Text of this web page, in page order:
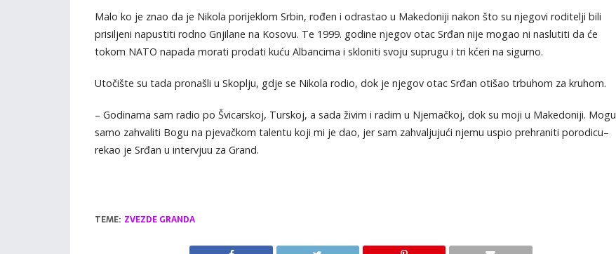
Malo ko je znao da je Nikola porijeklom Srbin, rođen i odrastao u Makedoniji nakon što su njegovi roditelji bili
prisiljeni napustiti rodno Gnjilane na Kosovu. Te 1999. godine njegov otac Srđan nije mogao ni naslutiti da će
tokom NATO napada morati prodati kuću Albancima i skloniti svoju suprugu i tri kćeri na sigurno.
Utočište su tada pronašli u Skoplju, gdje se Nikola rodio, dok je njegov otac Srđan otišao trbuhom za kruhom.
– Godinama sam radio po Švicarskoj, Turskoj, a sada živim i radim u Njemačkoj, dok su moji u Makedoniji. Mogu
samo zahvaliti Bogu na pjevačkom talentu koji mi je dao, jer sam zahvaljujući njemu uspio prehraniti porodicu–
rekao je Srđan u intervjuu za Grand.
TEME: ZVEZDE GRANDA